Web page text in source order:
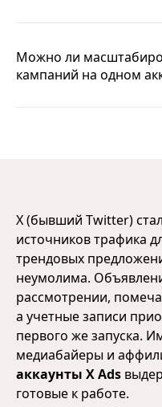
Можно ли
кампаний на одном
X (бывший Twitter)
источников трафика
трендовых
неумолима.
рассмотрении,
а учетные записи
первого же запуска.
медиабайеры и
аккаунты X Ads
готовые к работе.